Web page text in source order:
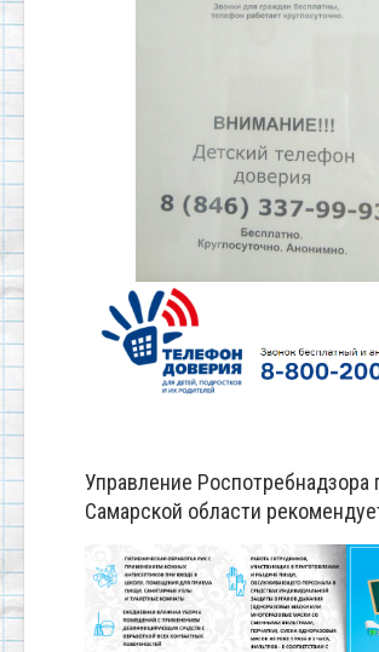
Управление Роспотребнадзора
Самарской области